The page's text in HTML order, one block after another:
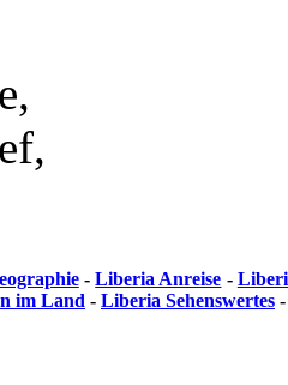
-Liberia Anreise -
im Land - Liberia Sehenswertes